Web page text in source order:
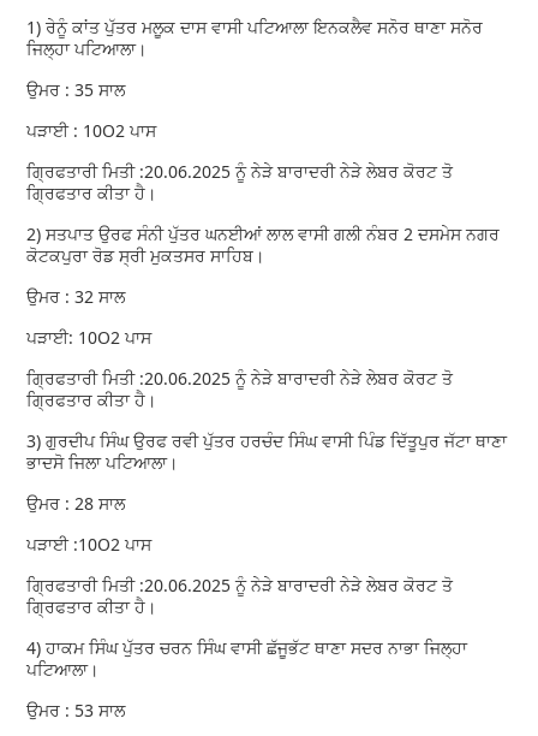
1) ਰੇਨੂੰ ਕਾਂਤ ਪੁੱਤਰ ਮਲੂਕ ਦਾਸ ਵਾਸੀ ਪਟਿਆਲਾ ਇਨਕਲੈਵ ਸਨੋਰ ਥਾਣਾ ਸਨੋਰ
ਜਿਲ੍ਹਾ ਪਟਿਆਲਾ।
ਉਮਰ : 35 ਸਾਲ
ਪੜਾਈ : 10O2 ਪਾਸ
ਗ੍ਰਿਫਤਾਰੀ ਮਿਤੀ :20.06.2025 ਨੂੰ ਨੇੜੇ ਬਾਰਾਦਰੀ ਨੇੜੇ ਲੇਬਰ ਕੋਰਟ ਤੋ
ਗ੍ਰਿਫਤਾਰ ਕੀਤਾ ਹੈ।
2) ਸਤਪਾਤ ਉਰਫ ਸੰਨੀ ਪੁੱਤਰ ਘਨਈਆਂ ਲਾਲ ਵਾਸੀ ਗਲੀ ਨੰਬਰ 2 ਦਸਮੇਸ ਨਗਰ
ਕੋਟਕਪੁਰਾ ਰੋਡ ਸ੍ਰੀ ਮੁਕਤਸਰ ਸਾਹਿਬ।
ਉਮਰ : 32 ਸਾਲ
ਪੜਾਈ: 10O2 ਪਾਸ
ਗ੍ਰਿਫਤਾਰੀ ਮਿਤੀ :20.06.2025 ਨੂੰ ਨੇੜੇ ਬਾਰਾਦਰੀ ਨੇੜੇ ਲੇਬਰ ਕੋਰਟ ਤੋ
ਗ੍ਰਿਫਤਾਰ ਕੀਤਾ ਹੈ।
3) ਗੁਰਦੀਪ ਸਿੰਘ ਉਰਫ ਰਵੀ ਪੁੱਤਰ ਹਰਚੰਦ ਸਿੰਘ ਵਾਸੀ ਪਿੰਡ ਦਿੱਤੂਪੁਰ ਜੱਟਾ ਥਾਣਾ
ਭਾਦਸੋ ਜਿਲਾ ਪਟਿਆਲਾ।
ਉਮਰ : 28 ਸਾਲ
ਪੜਾਈ :10O2 ਪਾਸ
ਗ੍ਰਿਫਤਾਰੀ ਮਿਤੀ :20.06.2025 ਨੂੰ ਨੇੜੇ ਬਾਰਾਦਰੀ ਨੇੜੇ ਲੇਬਰ ਕੋਰਟ ਤੋ
ਗ੍ਰਿਫਤਾਰ ਕੀਤਾ ਹੈ।
4) ਹਾਕਮ ਸਿੰਘ ਪੁੱਤਰ ਚਰਨ ਸਿੰਘ ਵਾਸੀ ਛੱਜੂਭੱਟ ਥਾਣਾ ਸਦਰ ਨਾਭਾ ਜਿਲ੍ਹਾ
ਪਟਿਆਲਾ।
ਉਮਰ : 53 ਸਾਲ